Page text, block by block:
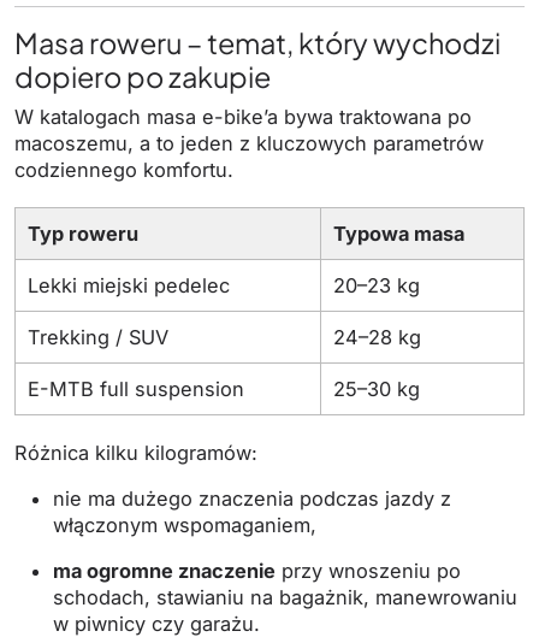
Masa roweru – temat, który wychodzi
dopiero po zakupie
W katalogach masa e-bike’a bywa traktowana po
macoszemu, a to jeden z kluczowych parametrów
codziennego komfortu.
Typ roweru Typowa masa
Lekki miejski pedelec 20–23 kg
Trekking / SUV 24–28 kg
E-MTB full suspension 25–30 kg
Różnica kilku kilogramów:
nie ma dużego znaczenia podczas jazdy z
włączonym wspomaganiem,
ma ogromne znaczenie przy wnoszeniu po
schodach, stawianiu na bagażnik, manewrowaniu
w piwnicy czy garażu.